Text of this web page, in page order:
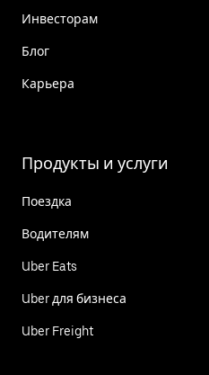
Инвесторам
Блог
Карьера
Продукты и услуги
Поездка
Водителям
Uber Eats
Uber для бизнеса
Uber Freight